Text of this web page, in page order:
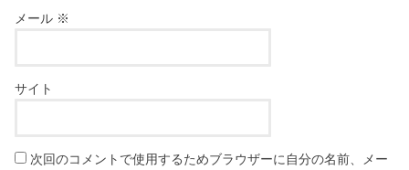
メール ※
サイト
次回のコメントで使用するためブラウザーに自分の名前、メー